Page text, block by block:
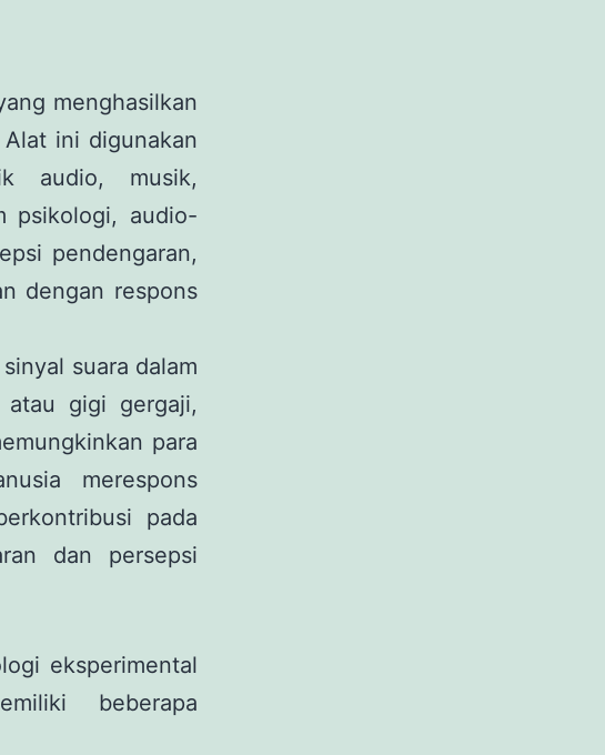
menghasilkan
ini digunakan
audio, musik,
psikologi, audio-
pendengaran,
dengan respons
suara dalam
atau gigi gergaji,
para
merespons
pada
dan persepsi
eksperimental
beberapa